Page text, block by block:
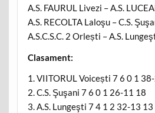
A.S. FAURUL Livezi – A.S.
A.S. RECOLTA Laloşu – C.S.
A.S.C.S.C. 2 Orlești – A.S.
Clasament:
1. VIITORUL Voicești 7 6 0 1
2. C.S. Şuşani 7 6 0 1 26-11 18
3. A.S. Lungeşti 7 4 1 2 32-13 13